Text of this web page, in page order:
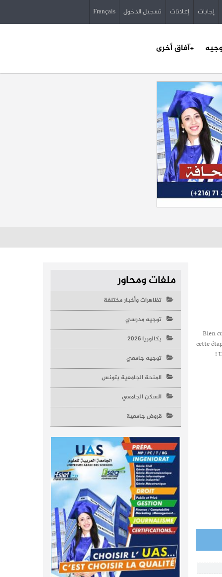
إجابات إعلانات تسجيل الدخول Français
+آفاق أخرى
Bien
cette
!
ملفات ومحاور
تظاهرات وأخبار مختلفة
توجيه مدرسي
بكالوريا 2026
توجيه جامعي
المنحة الجامعية بتونس
السكن الجامعي
قروض جامعية